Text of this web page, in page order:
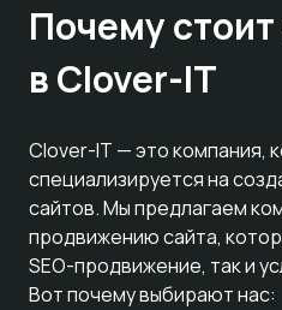
Почему
в Clover-IT
Clover-IT — это компания,
специализируется на
сайтов. Мы предлагаем
продвижению сайта,
SEO-продвижение, так и
Вот почему выбирают нас: